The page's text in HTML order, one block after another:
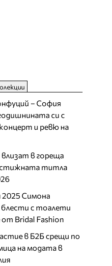
– София
си с
и ревю на
влизат в гореща
титла
2025 Симона
с тоалети
Bridal Fashion
в Б2Б срещи по
на модата в